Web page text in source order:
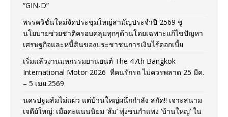
“GIN-D”
พรรควิชั่นใหม่จัดประชุมใหญ่สามัญประจำปี 2569 ชู
นโยบายช่วยชาติครอบคลุมทุกๆด้านโดยเฉพาะแก้ไขปัญหา
เศรษฐกิจและหนี้สินของประชาชนการเงินไร้ดอกเบี้ย
เริ่มแล้วงานมหกรรมยานยนต์ The 47th Bangkok
International Motor 2026 ที่คนรักรถ ไม่ควรพลาด 25 มีค.
– 5 เมย.2569
นครปฐมส้มไม่แผ่ว แต่บ้านใหญ่ผนึกกำลัง สกัด!! เจาะสนาม
เจดีย์ใหญ่: เมื่อคะแนนนิยม ‘ส้ม’ พุ่งชนกำแพง ‘บ้านใหญ่’ ใน